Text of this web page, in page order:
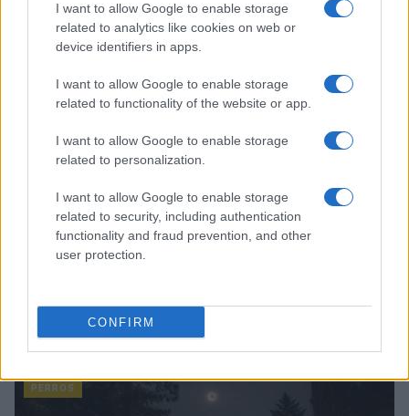
I want to allow Google to enable storage
related to analytics like cookies on web or
device identifiers in apps.
I want to allow Google to enable storage
related to functionality of the website or app.
I want to allow Google to enable storage
related to personalization.
I want to allow Google to enable storage
related to security, including authentication
functionality and fraud prevention, and other
user protection.
CONFIRM
Andrés Rodríguez · 7 Ago 2026
PERROS
Efectos del eclipse solar en mascotas: consejos para
proteger a perros, gatos y aves
PERROS